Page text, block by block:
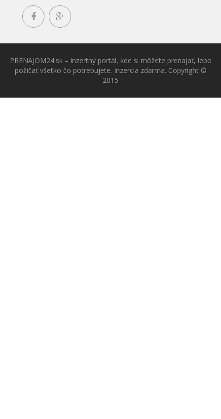
PRENAJOM24.sk – inzertný portál, kde si môžete prenajať, lebo
požičať všetko čo potrebujete. Inzercia zdarma. Copyright ©
2015